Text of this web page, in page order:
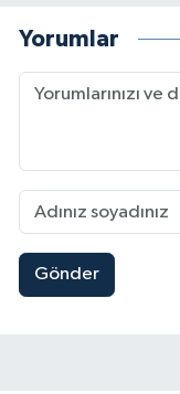
Yorumlar
Gönder